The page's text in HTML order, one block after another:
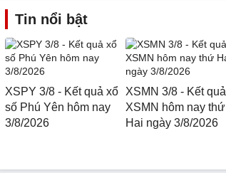
Tin nổi bật
XSPY 3/8 - Kết quả xổ
số Phú Yên hôm nay
3/8/2026
XSMN 3/8 - Kết quả
XSMN hôm nay thứ
Hai ngày 3/8/2026